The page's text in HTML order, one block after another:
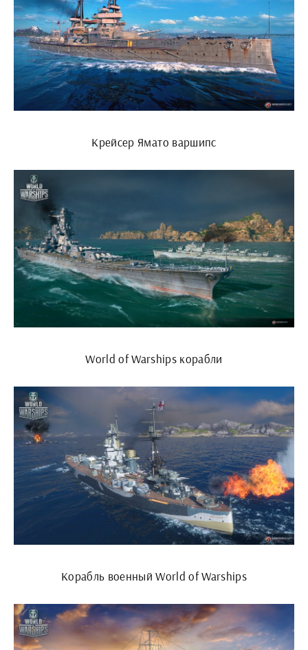
Крейсер Ямато варшипс
World of Warships корабли
Корабль военный World of Warships